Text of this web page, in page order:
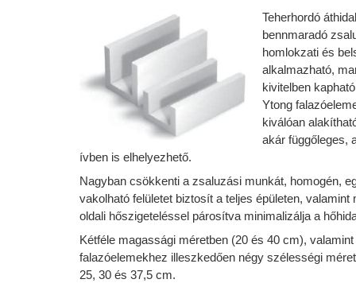
Teherhordó
bennmaradó
homlokzati és
alkalmazható,
kivitelben
Ytong
kiválóan
akár függőleges,
ívben is elhelyezhető.
Nagyban csökkenti a zsaluzási munkát, homogén,
vakolható felületet biztosít a teljes épületen, valamint
oldali hőszigeteléssel párosítva minimalizálja a
Kétféle magassági méretben (20 és 40 cm), valamint
falazóelemekhez illeszkedően négy szélességi
25, 30 és 37,5 cm.